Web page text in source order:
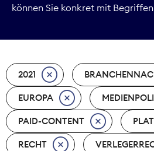
Marktdaten
Nachwuchs
Nova
können Sie konkret mit
2021
EUROPA
PAID-CONTENT
RECHT